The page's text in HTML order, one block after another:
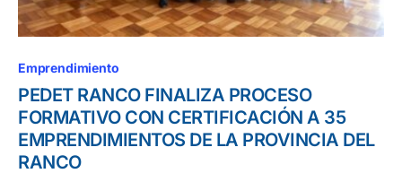
Emprendimiento
PEDET RANCO FINALIZA PROCESO
FORMATIVO CON CERTIFICACIÓN A 35
EMPRENDIMIENTOS DE LA PROVINCIA DEL
RANCO